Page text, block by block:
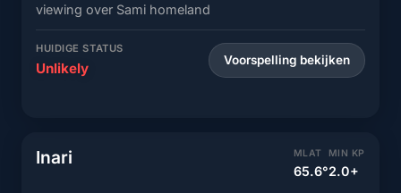
viewing over Sami homeland
HUIDIGE STATUS
Unlikely Voorspelling bekijken
Inari MLAT
65.6°
MIN KP
2.0+